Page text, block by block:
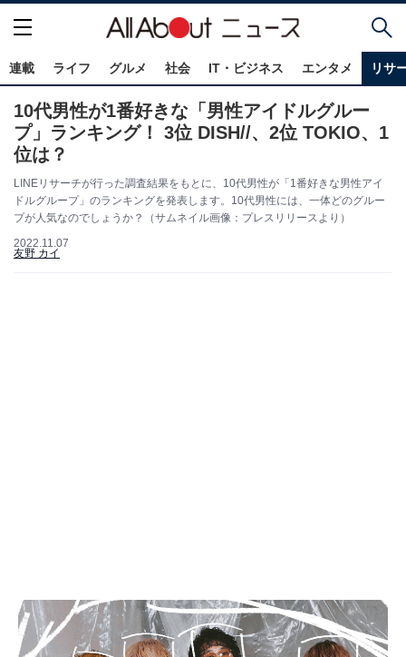
連載 ライフ グルメ 社会 IT・ビジネス エンタメ リサ
10代男性が1番好きな「男性アイドルグルー
プ」ランキング！ 3位 DISH//、2位 TOKIO、1
位は？
LINEリサーチが行った調査結果をもとに、10代男性が「1番好きな男性アイ
ドルグループ」のランキングを発表します。10代男性には、一体どのグルー
プが人気なのでしょうか？（サムネイル画像：プレスリリースより）
2022.11.07
友野 カイ